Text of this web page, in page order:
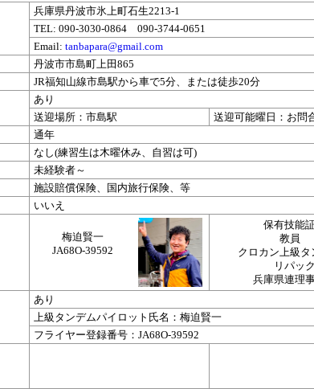
兵庫県丹波市氷上町石生2213-1
TEL: 090-3030-0864 090-3744-0651
Email: tanbapara@gmail.com
丹波市市島町上田865
JR福知山線市島駅から車で5分、または徒歩20分
あり
送迎場所：市島駅
送迎可能曜日：お問
通年
なし(練習生は木曜休み、自習は可)
未経験者～
施設賠償保険、国内旅行保険、等
いいえ
梅迫賢一
JA68O-39592
保有技能
教員
クロカン上級タ
リパッ
兵庫県連理
あり
上級タンデムパイロット氏名：梅迫賢一
フライヤー登録番号：JA68O-39592